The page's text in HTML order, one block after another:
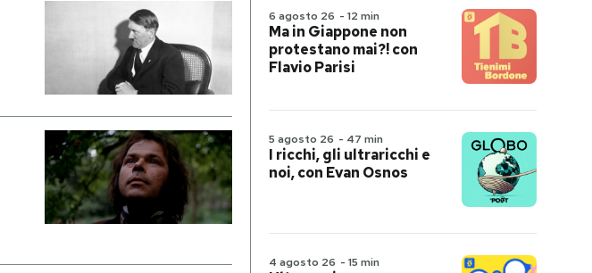
6 agosto 26 - 12 min
Ma in Giappone non
protestano mai?! con
Flavio Parisi
5 agosto 26 - 47 min
I ricchi, gli ultraricchi e
noi, con Evan Osnos
4 agosto 26 - 15 min